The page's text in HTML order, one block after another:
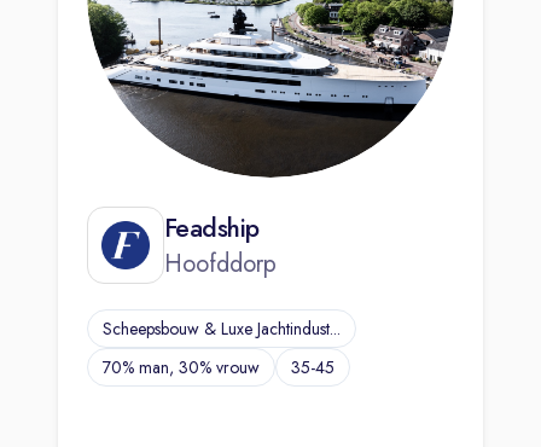
Feadship
Hoofddorp
Scheepsbouw & Luxe Jachtindust...
70% man, 30% vrouw
35-45